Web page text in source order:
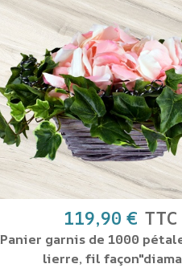
119,90 € TTC
Panier garnis de 1000
lierre, fil